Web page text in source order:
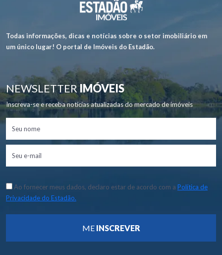
Todas informações, dicas e notícias sobre o setor imobiliário em
um único lugar! O portal de Imóveis do Estadão.
NEWSLETTERIMÓVEIS
Inscreva-se e receba notícias atualizadas do mercado de imóveis
Ao fornecer meus dados, declaro estar de acordo com a Política de
Privacidade do Estadão.
ME INSCREVER